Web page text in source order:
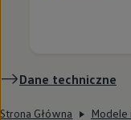
Dane techniczne
Strona Główna